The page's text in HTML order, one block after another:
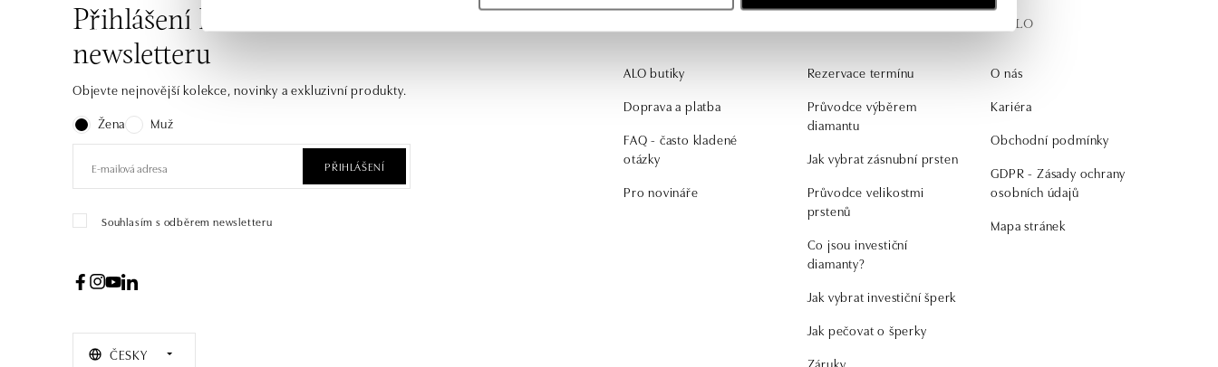
Přihlášení k odběru
newsletteru
Objevte nejnovější kolekce, novinky a exkluzivní produkty.
Žena
Muž
PŘIHLÁŠENÍ
Souhlasím s odběrem newsletteru
ČESKY
ALO butiky
Doprava a platba
FAQ - často kladené
otázky
Pro novináře
Rezervace termínu
Průvodce výběrem
diamantu
Jak vybrat zásnubní prsten
Průvodce velikostmi
prstenů
Co jsou investiční
diamanty?
Jak vybrat investiční šperk
Jak pečovat o šperky
Záruky
O ALO
O nás
Kariéra
Obchodní podmínky
GDPR - Zásady ochrany
osobních údajů
Mapa stránek